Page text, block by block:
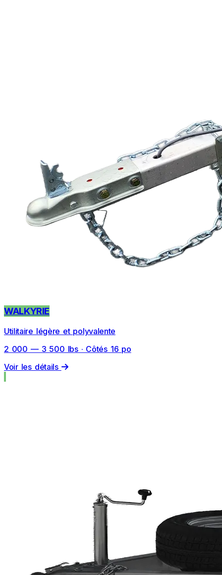
WALKYRIE
Utilitaire légère et polyvalente
2 000 — 3 500 lbs · Côtés 16 po
Voir les détails